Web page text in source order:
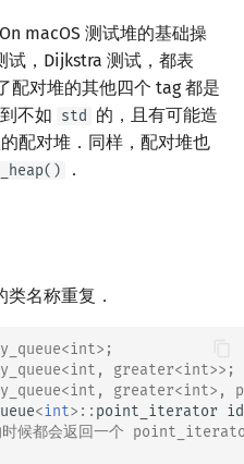
高次剩余 & 单位根
数论分块
狄利克雷卷积
莫比乌斯反演
Powerful Number 筛
Min_25 筛
洲阁筛
macOS 测试堆的基础操
试，Dijkstra 测试，都表
配对堆的其他四个 tag 都是
不如 std
的，且有可能造
配对堆．同样，配对堆也
．
类名称重复．
greater<int>>;
greater<int>,
<int>:: point_iterator id
都会返回一个 point_iterator